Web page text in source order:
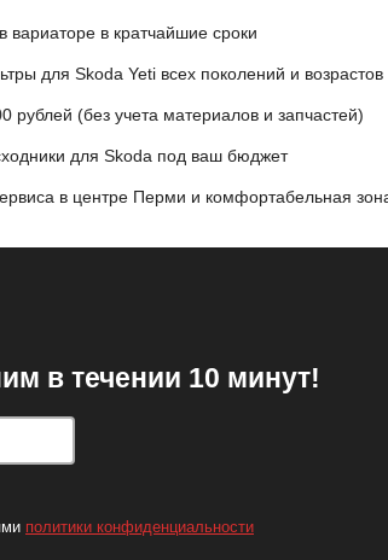
в кратчайшие сроки
для Skoda Yeti всех поколений и возрастов
рублей (без учета материалов и запчастей)
для Skoda под ваш бюджет
в центре Перми и комфортабельная
в течении 10 минут!
политики конфиденциальности